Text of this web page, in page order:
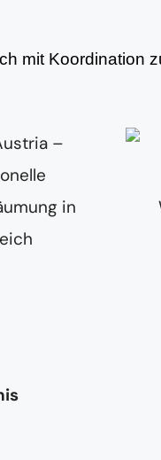
mit Koordination